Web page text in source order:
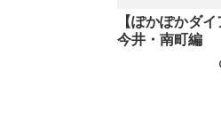
【ぽかぽかダイ
今井・南町編